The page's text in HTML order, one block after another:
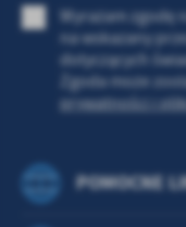
POMOCNE
Wyrażam
na wskazany
dotyczących
Zgoda może
prywatności i